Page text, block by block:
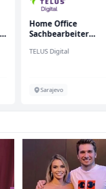
Home Office
Sachbearbeiter
bekannten
TELUS Digital
Sarajevo